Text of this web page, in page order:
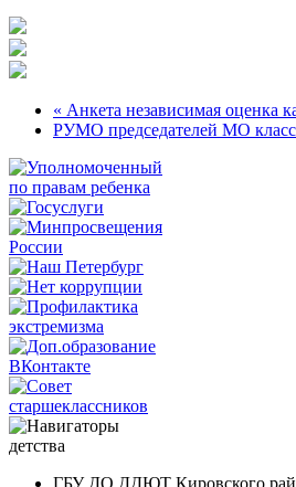
« Анкета независимая оценка
РУМО председателей МО
ГБУ ДО ДДЮТ Кировского